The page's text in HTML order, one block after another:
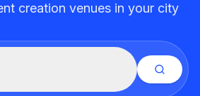
creation venues in your city